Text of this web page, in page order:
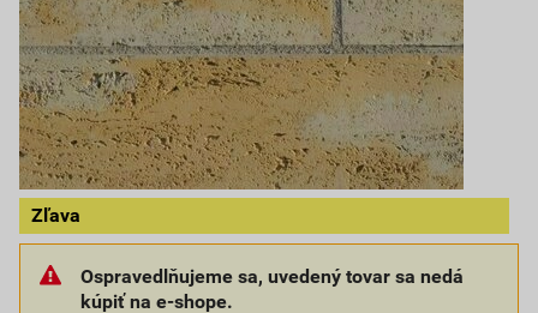
Zľava
Ospravedlňujeme sa, uvedený tovar sa nedá
kúpiť na e-shope.